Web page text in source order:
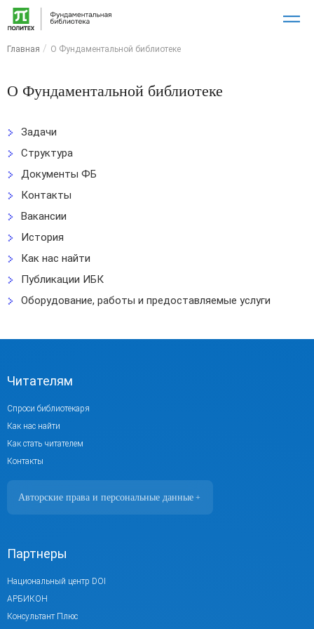
Главная О Фундаментальной библиотеке
О Фундаментальной библиотеке
Задачи
Структура
Документы ФБ
Контакты
Вакансии
История
Как нас найти
Публикации ИБК
Оборудование, работы и предоставляемые услуги
Читателям
Спроси библиотекаря
Как нас найти
Как стать читателем
Контакты
Авторские права и персональные данные +
о персональных данных. Согласно
ст. 152.1 ГК РФ «Охрана изображения
гражданина», все фотоматериалы являются
объектами авторского права.
Партнеры
Национальный центр DOI
АРБИКОН
Консультант Плюс